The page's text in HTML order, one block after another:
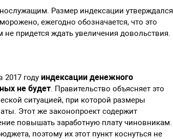
Размер индексации утверждался
ежегодно обозначается, что это
придется ждать увеличения довольствия.
2017 годуиндексации денежного
не будет. Правительство объясняет это
ситуацией, при которой размеры
Этот же законопроект содержит
повышать заработную плату чиновникам.
поэтому их этот пункт коснуться не